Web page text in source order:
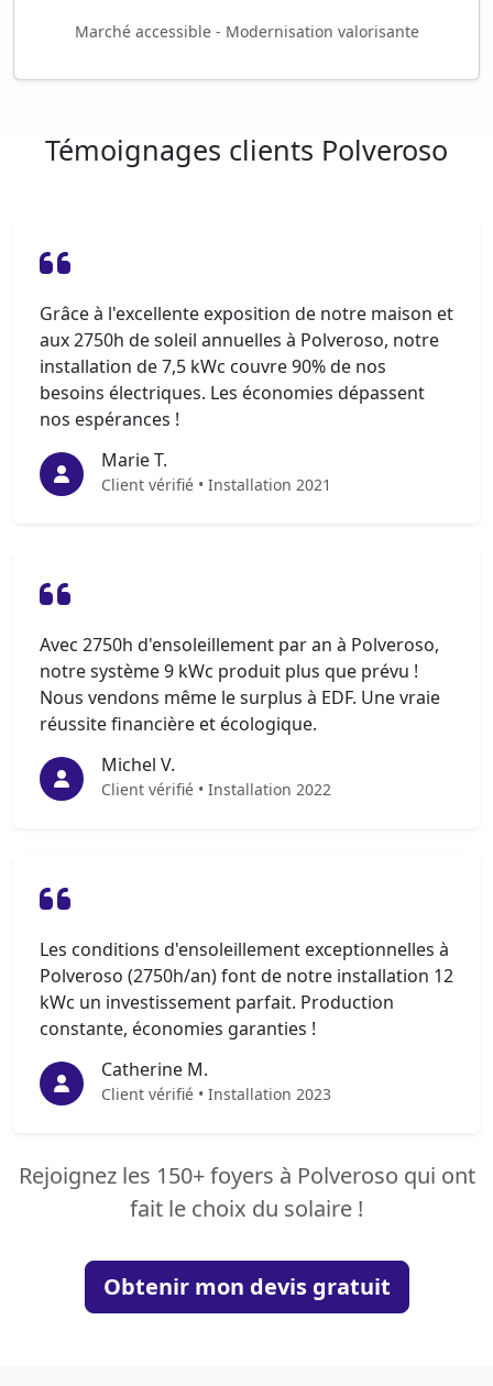
Marché accessible - Modernisation valorisante
Témoignages clients Polveroso
Grâce à l'excellente exposition de notre maison et
aux 2750h de soleil annuelles à Polveroso, notre
installation de 7,5 kWc couvre 90% de nos
besoins électriques. Les économies dépassent
nos espérances !
Marie T.
Client vérifié • Installation 2021
Avec 2750h d'ensoleillement par an à Polveroso,
notre système 9 kWc produit plus que prévu !
Nous vendons même le surplus à EDF. Une vraie
réussite financière et écologique.
Michel V.
Client vérifié • Installation 2022
Les conditions d'ensoleillement exceptionnelles à
Polveroso (2750h/an) font de notre installation 12
kWc un investissement parfait. Production
constante, économies garanties !
Catherine M.
Client vérifié • Installation 2023
Rejoignez les 150+ foyers à Polveroso qui ont
fait le choix du solaire !
Obtenir mon devis gratuit